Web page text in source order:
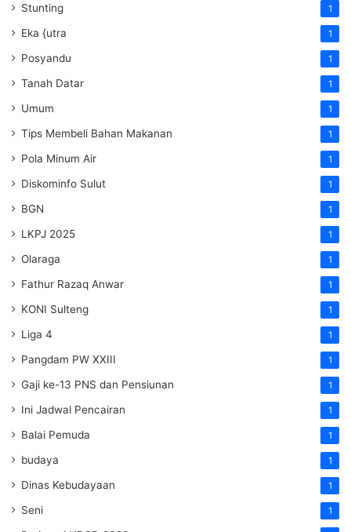
Stunting 1
Eka {utra 1
Posyandu 1
Tanah Datar 1
Umum 1
Tips Membeli Bahan Makanan 1
Pola Minum Air 1
Diskominfo Sulut 1
BGN 1
LKPJ 2025 1
Olaraga 1
Fathur Razaq Anwar 1
KONI Sulteng 1
Liga 4 1
Pangdam PW XXIII 1
Gaji ke-13 PNS dan Pensiunan 1
Ini Jadwal Pencairan 1
Balai Pemuda 1
budaya 1
Dinas Kebudayaan 1
Seni 1